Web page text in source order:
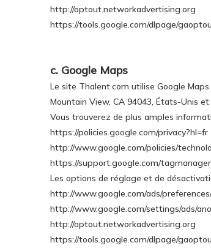
http://optout.networkadvertising.org
https://tools.google.com/dlpage/
c. Google Maps
Le site Thalent.com utilise Google
Mountain View, CA 94043, États-Unis
Vous trouverez de plus amples
https://policies.google.com/privacy?hl=fr
http://www.google.com/policies/
https://support.google.com/
Les options de réglage et de
http://www.google.com/ads/
http://www.google.com/settings/ads/
http://optout.networkadvertising.org
https://tools.google.com/dlpage/